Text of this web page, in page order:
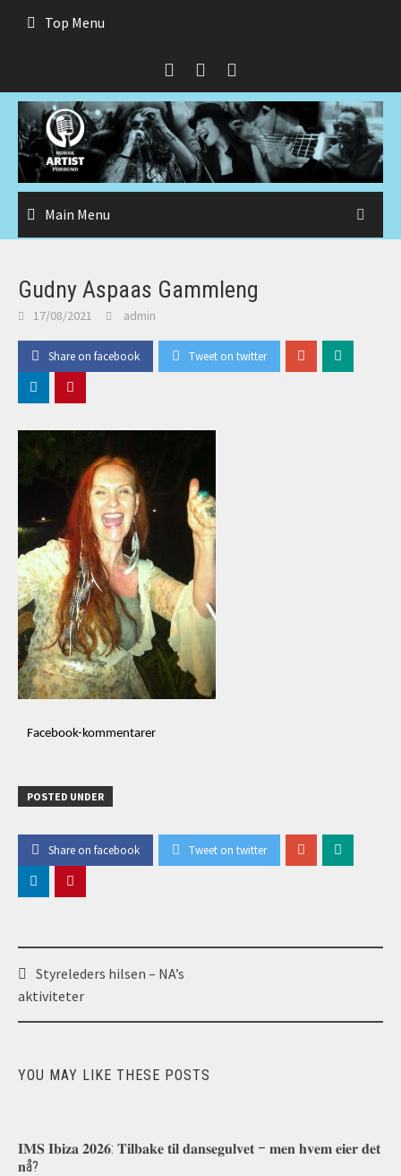
Top Menu
Main Menu
Gudny Aspaas Gammleng
17/08/2021 admin
Share on facebook Tweet on twitter
Facebook-kommentarer
POSTED UNDER
Share on facebook Tweet on twitter
Post
navigation
Styreleders hilsen – NA’s
aktiviteter
YOU MAY LIKE THESE POSTS
𝐈𝐌𝐒 𝐈𝐛𝐢𝐳𝐚 𝟐𝟎𝟐𝟔: 𝐓𝐢𝐥𝐛𝐚𝐤𝐞 𝐭𝐢𝐥 𝐝𝐚𝐧𝐬𝐞𝐠𝐮𝐥𝐯𝐞𝐭 – 𝐦𝐞𝐧 𝐡𝐯𝐞𝐦 𝐞𝐢𝐞𝐫 𝐝𝐞𝐭
𝐧å?